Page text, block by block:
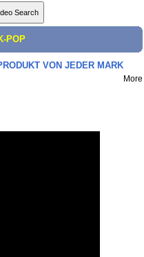
POP
VON JEDER MARK
More